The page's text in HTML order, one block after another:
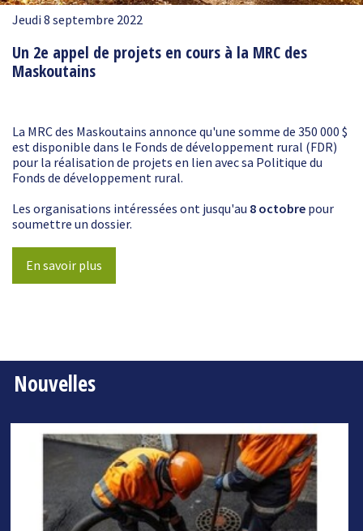
Jeudi 8 septembre 2022
Un 2e appel de projets en cours à la MRC des
Maskoutains
La MRC des Maskoutains annonce qu'une somme de 350 000 $
est disponible dans le Fonds de développement rural (FDR)
pour la réalisation de projets en lien avec sa Politique du
Fonds de développement rural.
Les organisations intéressées ont jusqu'au 8 octobre pour
soumettre un dossier.
En savoir plus
Nouvelles